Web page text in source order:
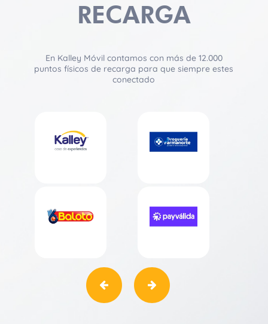
RECARGA
En Kalley Móvil contamos con más de 12.000
puntos físicos de recarga para que siempre estes
conectado